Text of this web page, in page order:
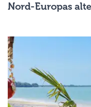
Nord-Europas